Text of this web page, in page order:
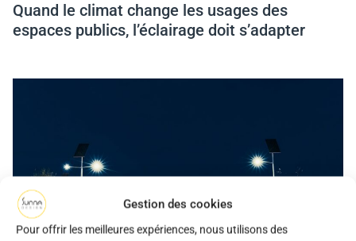
Gestion des cookies
Pour offrir les meilleures expériences, nous utilisons des
Quand le climat change les usages des
espaces publics, l’éclairage doit s’adapter